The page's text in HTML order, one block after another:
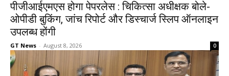
पीजीआईएमएस होगा पेपरलेस : चिकित्सा अधीक्षक बोले-
ओपीडी बुकिंग, जांच रिपोर्ट और डिस्चार्ज स्लिप ऑनलाइन
उपलब्ध होंगी
GT News - August 8, 2026 0